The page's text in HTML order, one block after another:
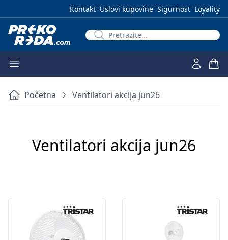
Kontakt Uslovi kupovine Sigurnost Loyality
Početna Ventilatori akcija jun26
Ventilatori akcija jun26